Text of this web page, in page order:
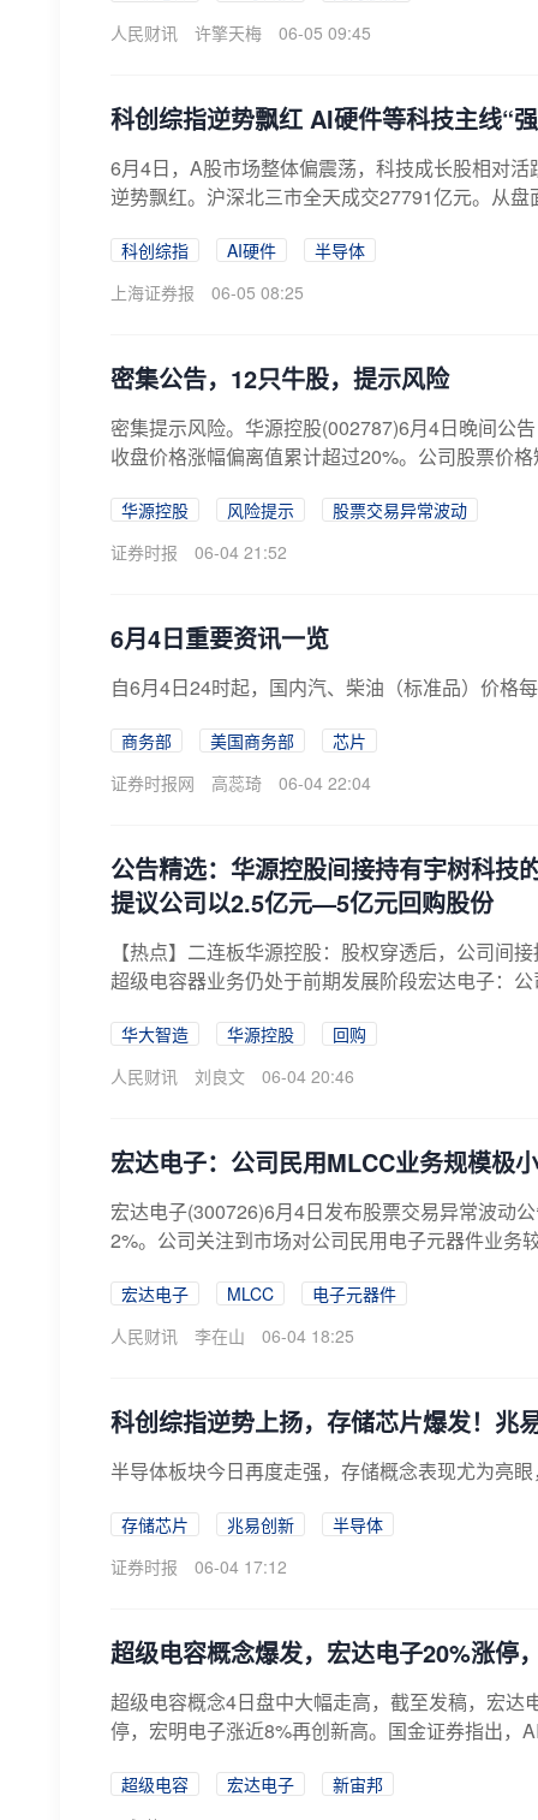
人民财讯
许擎天梅 06-05 09:45
科创综指逆势飘红 AI硬件等科技主线“
6月4日，A股市场整体偏震荡，科技成长股相对
逆势飘红。沪深北三市全天成交27791亿元。从
科创综指 AI硬件
半导体
上海证券报
06-05 08:25
密集公告，12只牛股，提示风险
密集提示风险。华源控股(002787)6月4日晚间公
收盘价格涨幅偏离值累计超过20%。公司股票价
华源控股 风险提示
股票交易异常波动
证券时报
06-04 21:52
6月4日重要资讯一览
自6月4日24时起，国内汽、柴油（标准品）价格
商务部 美国商务部
芯片
证券时报网
高蕊琦 06-04 22:04
公告精选：华源控股间接持有宇树科技
提议公司以2.5亿元—5亿元回购股份
【热点】二连板华源控股：股权穿透后，公司间
超级电容器业务仍处于前期发展阶段宏达电子：
华大智造 华源控股
回购
人民财讯
刘良文 06-04 20:46
宏达电子：公司民用MLCC业务规模极小
宏达电子(300726)6月4日发布股票交易异常波动
2%。公司关注到市场对公司民用电子元器件业务
宏达电子 MLCC
电子元器件
人民财讯
李在山 06-04 18:25
科创综指逆势上扬，存储芯片爆发！兆
半导体板块今日再度走强，存储概念表现尤为亮
存储芯片 兆易创新
半导体
证券时报
06-04 17:12
超级电容概念爆发，宏达电子20%涨停
超级电容概念4日盘中大幅走高，截至发稿，宏
停，宏明电子涨近8%再创新高。国金证券指出，
超级电容 宏达电子
新宙邦